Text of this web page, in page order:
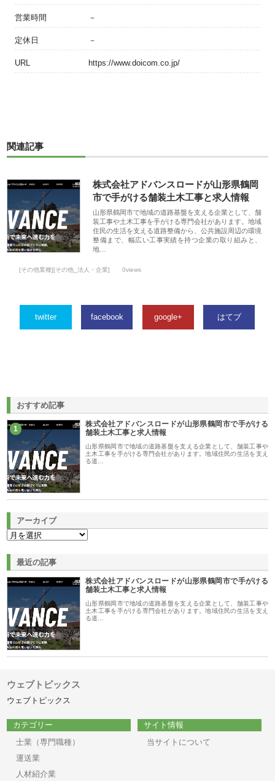
営業時間 －
定休日 －
URL https://www.doicom.co.jp/
関連記事
株式会社アドバンスロードが山形県鶴岡
市で手がける舗装土木工事と求人情報
山形県鶴岡市で地域の道路基盤を支える企業として、舗
装工事や土木工事を手がける専門会社があります。地域
住民の生活を支える道路整備から、公共施設周辺の環境
整備まで、幅広い工事実績を持つ企業の取り組みと、
地…
[その他業種][その他_法人・企業] 0views
twitter facebook google+ はてブ
おすすめ記事
1
株式会社アドバンスロードが山形県鶴岡市で手がける
舗装土木工事と求人情報
山形県鶴岡市で地域の道路基盤を支える企業として、舗装工事や
土木工事を手がける専門会社があります。地域住民の生活を支え
る道…
アーカイブ
最近の記事
株式会社アドバンスロードが山形県鶴岡市で手がける
舗装土木工事と求人情報
山形県鶴岡市で地域の道路基盤を支える企業として、舗装工事や
土木工事を手がける専門会社があります。地域住民の生活を支え
る道…
ウェブトピックス
ウェブトピックス
カテゴリー
士業（専門職種）
運送業
人材紹介業
サイト情報
当サイトについて